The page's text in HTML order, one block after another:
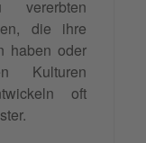
vererbten
die ihre
haben oder
Kulturen
oft